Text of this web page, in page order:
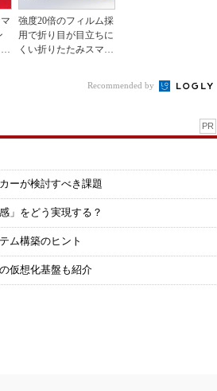
強度20倍のフィルム採
用で折り目が目立ちに
くい折りたたみスマホ
Recommended by
PR
ーが検討すべき課題
」をどう実現する？
ム構築のヒント
仮想化基盤も紹介